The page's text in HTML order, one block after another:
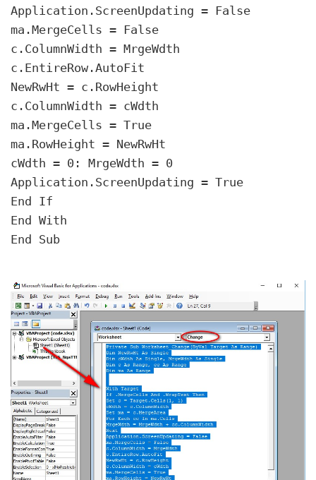
Application.ScreenUpdating = False
ma.MergeCells = False
c.ColumnWidth = MrgeWdth
c.EntireRow.AutoFit
NewRwHt = c.RowHeight
c.ColumnWidth = cWdth
ma.MergeCells = True
ma.RowHeight = NewRwHt
cWdth = 0: MrgeWdth = 0
Application.ScreenUpdating = True
End If
End With
End Sub